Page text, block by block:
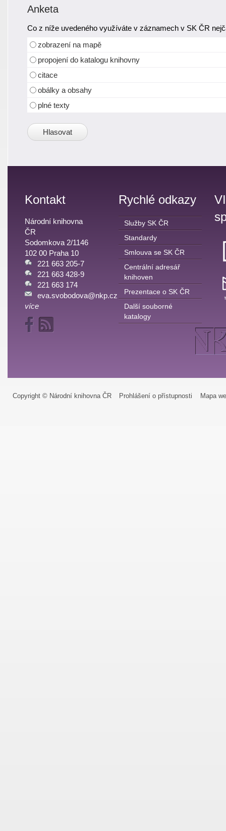
Anketa
Co z níže uvedeného využíváte v záznamech v SK ČR
zobrazení na mapě
propojení do katalogu knihovny
citace
obálky a obsahy
plné texty
Kontakt
Národní knihovna
ČR
Sodomkova 2/1146
102 00 Praha 10
221 663 205-7
221 663 428-9
221 663 174
eva.svobodova@nkp.cz
více
Rychlé odkazy
Služby SK ČR
Standardy
Smlouva se SK ČR
Centrální adresář
knihoven
Prezentace o SK ČR
Další souborné
katalogy
Copyright © Národní knihovna ČR Prohlášení o přístupnosti Mapa